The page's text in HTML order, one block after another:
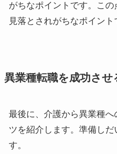
がちなポイントです。こ
見落とされがちなポイント
異業種転職を成功させ
最後に、介護から異業種へ
ツを紹介します。準備しだ
す。